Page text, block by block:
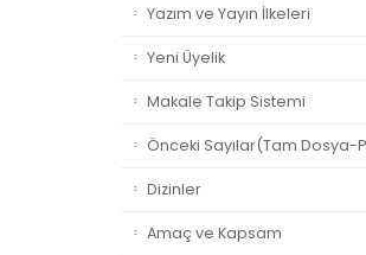
Yazım ve Yayın İlkeleri
Yeni Üyelik
Makale Takip Sistemi
Önceki Sayılar(Tam Dosya-
Dizinler
Amaç ve Kapsam